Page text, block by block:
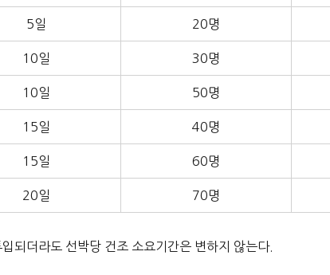
5일 20명
10일 30명
10일 50명
15일 40명
15일 60명
20일 70명
되더라도 선박당 건조 소요기간은 변하지 않는다.